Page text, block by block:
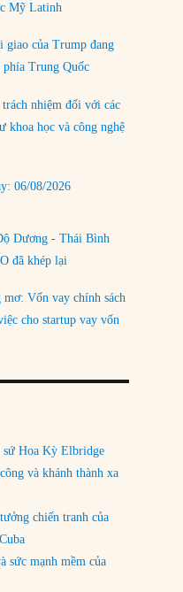
Mỹ Latinh
giao của Trump đang
Trung Quốc
nhiệm đối với các
khoa học và công nghệ
06/08/2026
Dương - Thái Bình
đã khép lại
mơ: Vốn vay chính sách
cho startup vay vốn
sứ Hoa Kỳ Elbridge
và khánh thành xa
chiến tranh của
sức mạnh mềm của